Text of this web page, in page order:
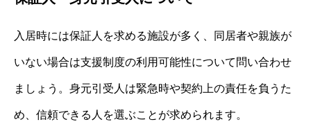
入居時には保証人を求める施設が多く、同居者や親族が
いない場合は支援制度の利用可能性について問い合わせ
ましょう。身元引受人は緊急時や契約上の責任を負うた
め、信頼できる人を選ぶことが求められます。